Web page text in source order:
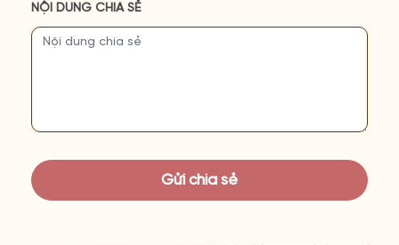
NỘI DUNG CHIA SẺ